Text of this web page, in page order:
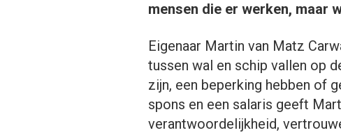
mensen die er werken, maar
Eigenaar Martin van Matz
tussen wal en schip vallen op
zijn, een beperking hebben of
spons en een salaris geeft
verantwoordelijkheid,